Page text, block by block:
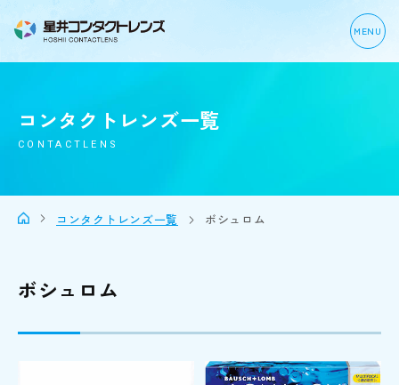
MENU
コンタクトレンズ一覧
CONTACTLENS
コンタクトレンズ一覧 ボシュロム
ボシュロム